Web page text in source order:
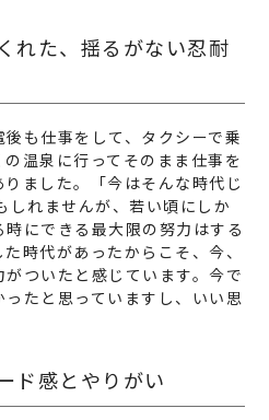
れた、揺るがない忍耐
も仕事をして、タクシーで乗
温泉に行ってそのまま仕事を
ました。「今はそんな時代じ
しれませんが、若い頃にしか
にできる最大限の努力はする
時代があったからこそ、今、
ついたと感じています。今で
たと思っていますし、いい思
ド感とやりがい